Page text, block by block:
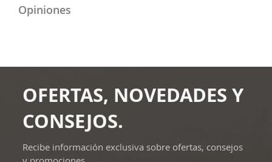
Opiniones
OFERTAS, NOVEDADES Y
CONSEJOS.
Recibe información exclusiva sobre ofertas, consejos